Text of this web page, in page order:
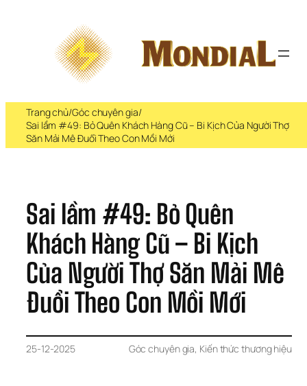
Trang chủ/Góc chuyên gia/
Sai lầm #49: Bỏ Quên Khách Hàng Cũ – Bi Kịch Của Người Thợ
Săn Mải Mê Đuổi Theo Con Mồi Mới
Sai lầm #49: Bỏ Quên
Khách Hàng Cũ – Bi Kịch
Của Người Thợ Săn Mải Mê
Đuổi Theo Con Mồi Mới
25-12-2025 Góc chuyên gia, Kiến thức thương hiệu